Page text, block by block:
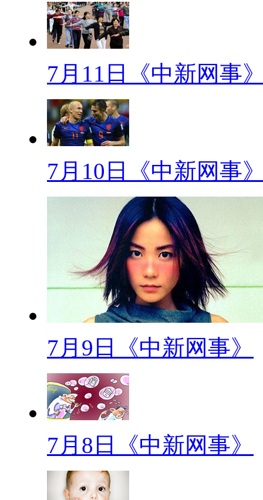
机》。时间过得真是快啊，眨
们《谣言粉碎机》开播以来啊
小编们精心为大家准备了一份
看哪些谣言是你已经知道的，
【解说】
板块一：谣言英雄榜片花
(配音)今日“谣言英雄榜”：
微信圈里点赞扣费、捡到白
电话错输密码锁定骗子银行
向麦当劳，必胜客等洋快餐
税收
小龙虾是虫不是虾、微波炉
谣言七十二变，真相只有一
(板块飞走)
版块二：谣言粉碎机片花
信息爆炸的年代，纷纷扰扰
7月11日《中新网事
7月10日《中新网事
7月9日《中新网事》
7月8日《中新网事》